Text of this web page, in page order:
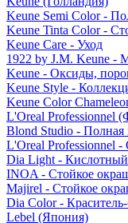
Keune Semi Color -
Keune Tinta Color -
Keune Care - Уход
1922 by J.M. Keune -
Keune - Оксиды,
Keune Style -
Keune Color
L'Oreal Professionnel
Blond Studio - Полная
L'Oreal Professionnel
Dia Light - Кислотный
INOA - Стойкое
Majirel - Стойкое
Dia Color -
Lebel (Япония)